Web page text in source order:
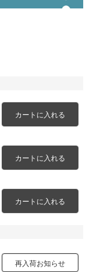
カートに入れる
カートに入れる
カートに入れる
再入荷お知らせ